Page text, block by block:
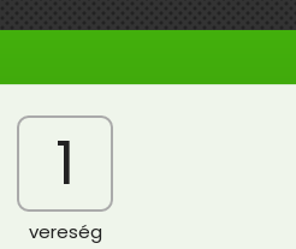
1
vereség